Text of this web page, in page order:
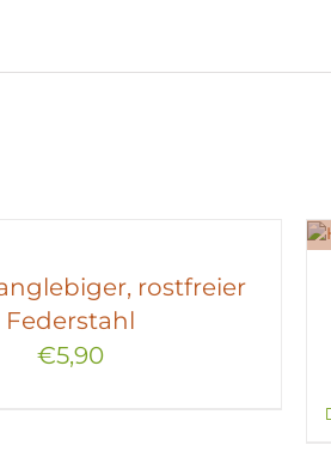
rostfreier
Federstahl
€5,90